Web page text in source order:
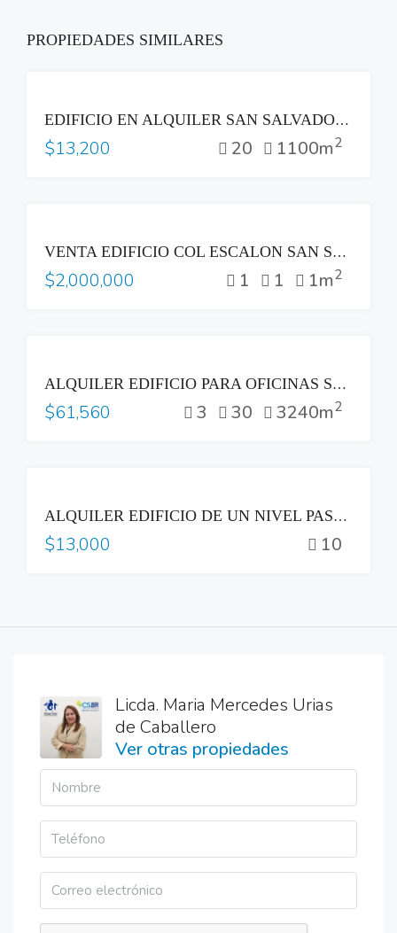
PROPIEDADES SIMILARES
EDIFICIO EN ALQUILER SAN SALVADOR – SS325IA
$13,200 20 1100m2
VENTA EDIFICIO COL ESCALON SAN SALVADOR
$2,000,000 1 1 1m2
ALQUILER EDIFICIO PARA OFICINAS SAN BENITO IDEAL CALL CENTER SAN SALVADOR
$61,560 3 30 3240m2
ALQUILER EDIFICIO DE UN NIVEL PASEO GENERAL ESCALON COL ESCALON SAN SALVADOR
$13,000 10
Licda. Maria Mercedes Urias
de Caballero
Ver otras propiedades